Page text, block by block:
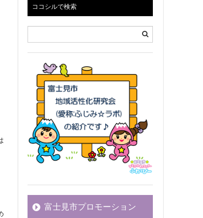
ココシルで検索
富士見市プロモーション